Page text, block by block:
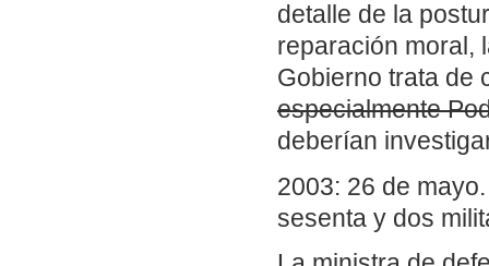
detalle de la
reparación moral,
Gobierno trata de
especialmente
deberían
2003: 26 de
sesenta y dos